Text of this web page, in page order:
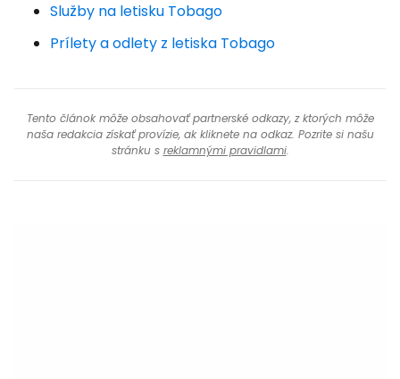
Služby na letisku Tobago
Prílety a odlety z letiska Tobago
Tento článok môže obsahovať partnerské odkazy, z ktorých môže
naša redakcia získať provízie, ak kliknete na odkaz. Pozrite si našu
stránku s reklamnými pravidlami.